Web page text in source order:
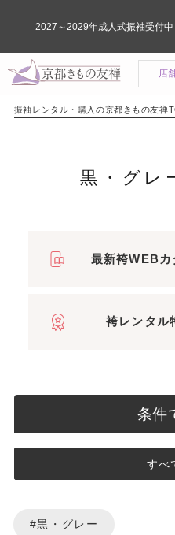
店
振袖レンタル・購入の京都きもの友禅
黒・グレ
最新袴WEBカ
袴レンタル
条件
すべ
#黒・グレー
2027～2029年成人式振袖受付